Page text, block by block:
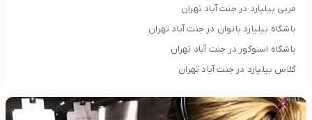
مربی بیلیارد در جنت آباد تهران
باشگاه بیلیارد بانوان در جنت آباد تهران
باشگاه اسنوکور در جنت آباد تهران
کلاس بیلیارد در جنت آباد تهران